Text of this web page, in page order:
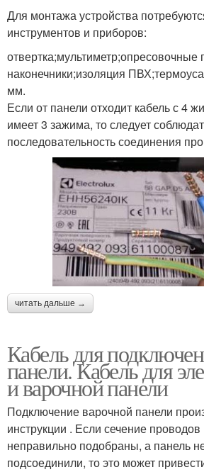
Для монтажа устройства
инструментов и приборов:
отвертка;мультиметр;опресовочные
наконечники;изоляция
мм.
Если от панели отходит кабель с 4
имеет 3 зажима, то следует
последовательность соединения
читать дальше →
Кабель для
панели. Кабель для
и варочной панели
Подключение варочной панели
инструкции . Если сечение проводов
неправильно подобраны, а панель
подсоединили, то это может